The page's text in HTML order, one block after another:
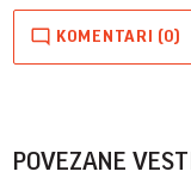
KOMENTARI (0)
POVEZANE VESTI